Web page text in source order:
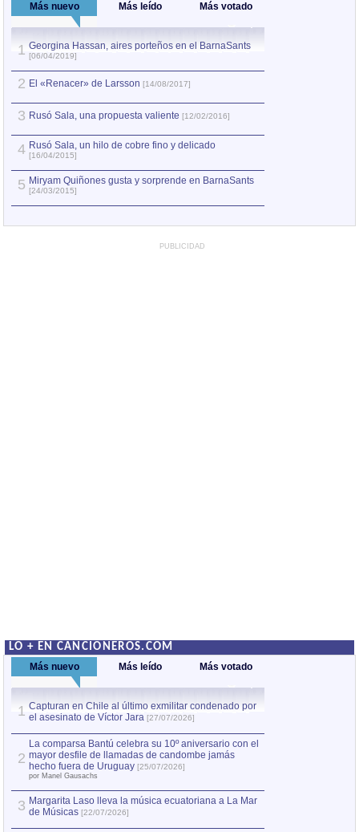
Más nuevo Más leído Más votado
1 Georgina Hassan, aires porteños en el BarnaSants
[06/04/2019]
2 El «Renacer» de Larsson [14/08/2017]
3 Rusó Sala, una propuesta valiente [12/02/2016]
4 Rusó Sala, un hilo de cobre fino y delicado
[16/04/2015]
5 Miryam Quiñones gusta y sorprende en BarnaSants
[24/03/2015]
PUBLICIDAD
LO + EN CANCIONEROS.COM
Más nuevo Más leído Más votado
1 Capturan en Chile al último exmilitar condenado por
el asesinato de Víctor Jara [27/07/2026]
2
La comparsa Bantú celebra su 10º aniversario con el
mayor desfile de llamadas de candombe jamás
hecho fuera de Uruguay [25/07/2026]
por Manel Gausachs
3 Margarita Laso lleva la música ecuatoriana a La Mar
de Músicas [22/07/2026]